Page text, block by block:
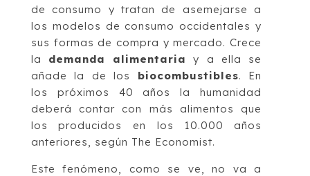
de consumo y tratan de asemejarse a
los modelos de consumo occidentales y
sus formas de compra y mercado. Crece
la demanda alimentaria
y a ella se
añade la de los biocombustibles. En
los próximos 40 años la humanidad
deberá contar con más alimentos que
los producidos en los 10.000 años
anteriores, según The Economist.
Este fenómeno, como se ve, no va a